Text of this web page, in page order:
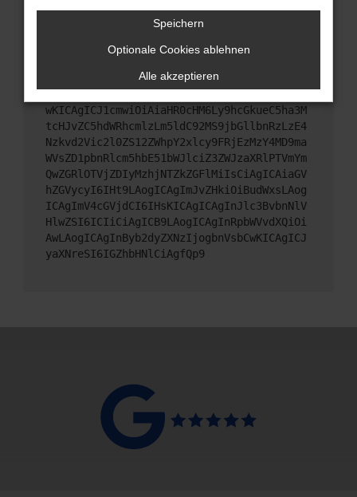
das Problem zu beheben. Du kannst uns diesen
Text schicken, um uns bei der Fehlersuche zu
unterstützen:
ewogICJuYW1lIjogIk5ldHdvcmtFcnJvciIsCiAgI
mNvbmZpZyI6IHsKICAgICJtZXRob2QiOiAiR0VUIi
wKICAgICJ1cmwiOiAiaHR0cHM6Ly9hcGkueC5ha3M
tcHJvZC5hdWRhcmlzLm5ldC92MS9jbGllbnRzLzE4
Nzkvd2Vic2l0ZS12ZWhpY2xlcy9FRjEzMzY4MD9ma
WVsZD1pbnRlcm5hbE51bWJlciZ3ZWJzaXRlPTVmYm
QwZGRlOTVjZDIyMzhjNTZkZGFlMiIsCiAgICAiaGV
hZGVycyI6IHt9LAogICAgImJvZHkiOiBudWxsLAog
ICAgImV4cGVjdCI6IHsKICAgICAgInJlc3BvbnNlV
HlwZSI6ICIiCiAgICB9LAogICAgInRpbWVvdXQiOi
AwLAogICAgInByb2dyZXNzIjogbnVsbCwKICAgICJ
yaXNreSI6IGZhbHNlCiAgfQp9
Speichern
Optionale Cookies ablehnen
Alle akzeptieren